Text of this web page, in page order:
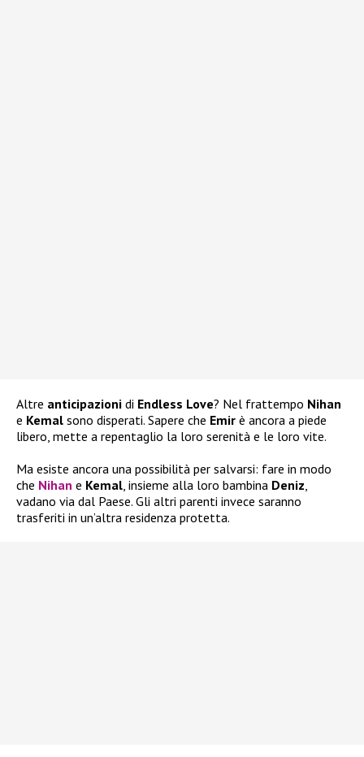
Altre anticipazioni di Endless Love? Nel frattempo Nihan
e Kemal sono disperati. Sapere che Emir è ancora a piede
libero, mette a repentaglio la loro serenità e le loro vite.
Ma esiste ancora una possibilità per salvarsi: fare in modo
che Nihan e Kemal , insieme alla loro bambina Deniz
vadano via dal Paese. Gli altri parenti invece saranno
trasferiti in un’altra residenza protetta.